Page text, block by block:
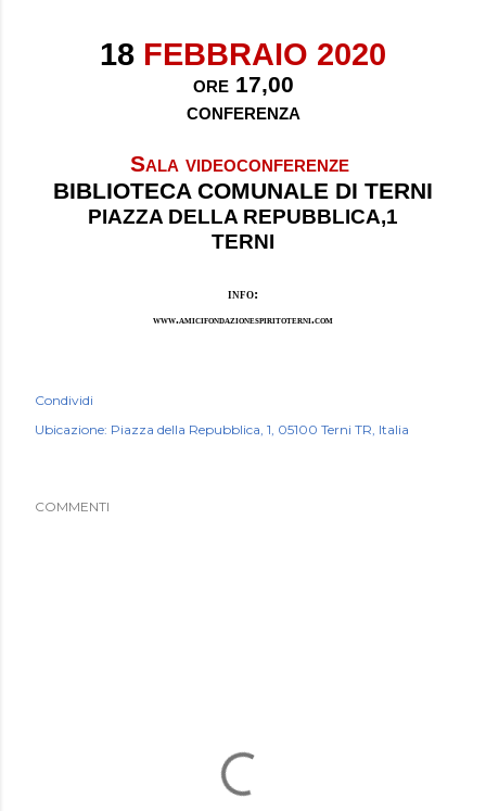
18 FEBBRAIO 2020
ore 17,00
conferenza
Sala videoconferenze
BIBLIOTECA COMUNALE DI TERNI
PIAZZA DELLA REPUBBLICA,1
TERNI
info:
www.amicifondazionespiritoterni.com
Condividi
Ubicazione: Piazza della Repubblica, 1, 05100 Terni TR, Italia
COMMENTI